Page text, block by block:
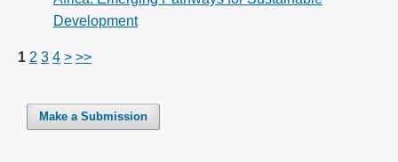
Development
1 2 3 4 > >>
Make a Submission